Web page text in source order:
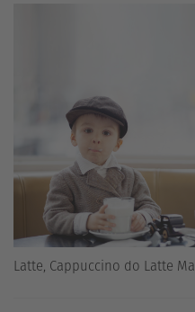
Latte, Cappuccino do Latte